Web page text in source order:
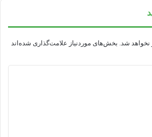
این حوزه نیاز به توسعه دارد.
اپراتورها
نخواهد شد. بخش‌های موردنیاز علامت‌گذاری شده‌اند